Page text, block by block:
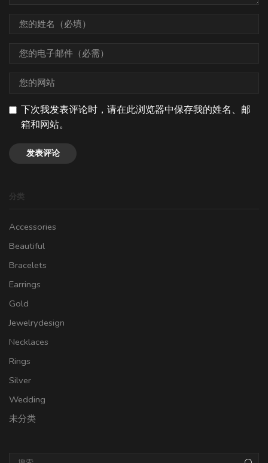
下次我发表评论时，请在此浏览器中保存我的姓名、邮
箱和网站。
分类
Accessories
Beautiful
Bracelets
Earrings
Gold
Jewelrydesign
Necklaces
Rings
Silver
Wedding
未分类